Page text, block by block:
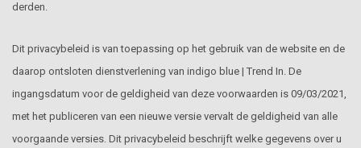
derden.
Dit privacybeleid is van toepassing op het gebruik van de website en de
daarop ontsloten dienstverlening van indigo blue | Trend In. De
ingangsdatum voor de geldigheid van deze voorwaarden is 09/03/2021,
met het publiceren van een nieuwe versie vervalt de geldigheid van alle
voorgaande versies. Dit privacybeleid beschrijft welke gegevens over u